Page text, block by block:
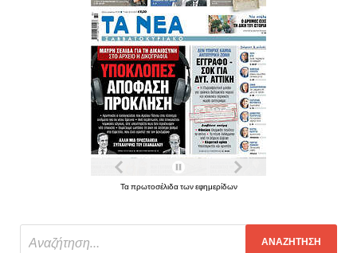
Τα πρωτοσέλιδα των εφημερίδων